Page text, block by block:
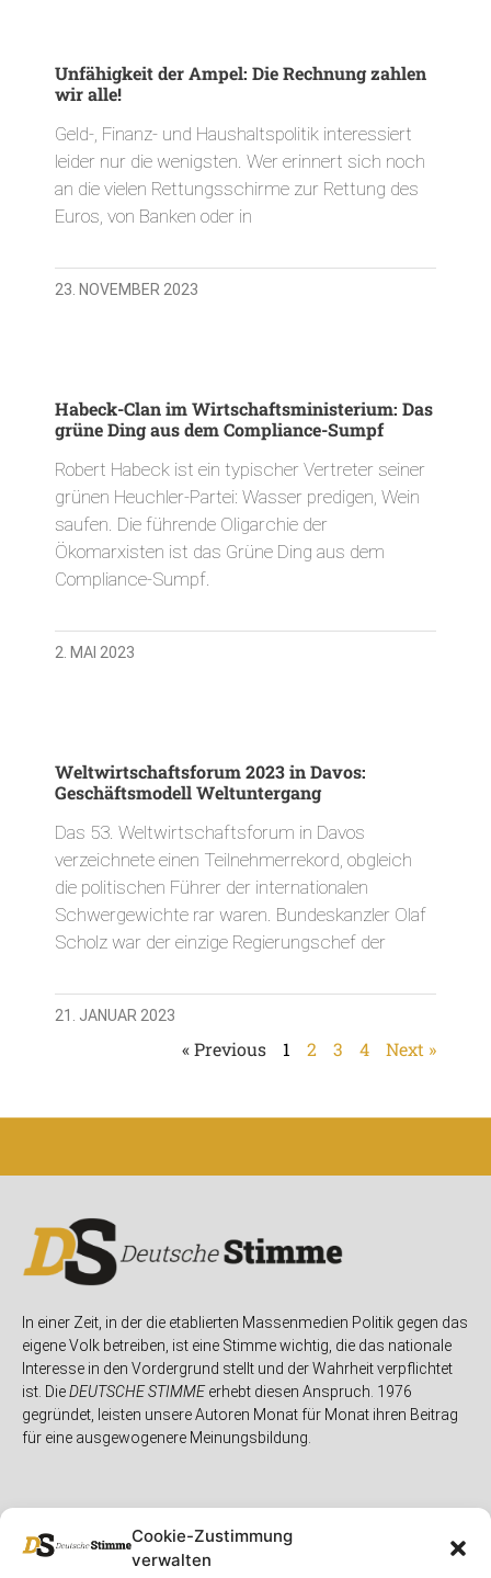
Cookie-Zustimmung
verwalten
Unfähigkeit der Ampel: Die Rechnung zahlen
wir alle!
Geld-, Finanz- und Haushaltspolitik interessiert
leider nur die wenigsten. Wer erinnert sich noch
an die vielen Rettungsschirme zur Rettung des
Euros, von Banken oder in
23. NOVEMBER 2023
Habeck-Clan im Wirtschaftsministerium: Das
grüne Ding aus dem Compliance-Sumpf
Robert Habeck ist ein typischer Vertreter seiner
grünen Heuchler-Partei: Wasser predigen, Wein
saufen. Die führende Oligarchie der
Ökomarxisten ist das Grüne Ding aus dem
Compliance-Sumpf.
2. MAI 2023
Weltwirtschaftsforum 2023 in Davos:
Geschäftsmodell Weltuntergang
Das 53. Weltwirtschaftsforum in Davos
verzeichnete einen Teilnehmerrekord, obgleich
die politischen Führer der internationalen
Schwergewichte rar waren. Bundeskanzler Olaf
Scholz war der einzige Regierungschef der
21. JANUAR 2023
« Previous 1 2 3 4 Next »
In einer Zeit, in der die etablierten Massenmedien Politik gegen das
eigene Volk betreiben, ist eine Stimme wichtig, die das nationale
Interesse in den Vordergrund stellt und der Wahrheit verpflichtet
ist. DieDEUTSCHE STIMMEerhebt diesen Anspruch. 1976
gegründet, leisten unsere Autoren Monat für Monat ihren Beitrag
für eine ausgewogenere Meinungsbildung.